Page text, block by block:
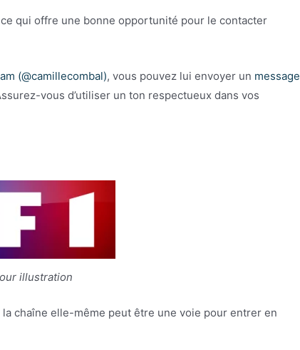
qui offre une bonne opportunité pour le contacter
(@camillecombal), vous pouvez lui envoyer un message
vous d’utiliser un ton respectueux dans vos
illustration
chaîne elle-même peut être une voie pour entrer en